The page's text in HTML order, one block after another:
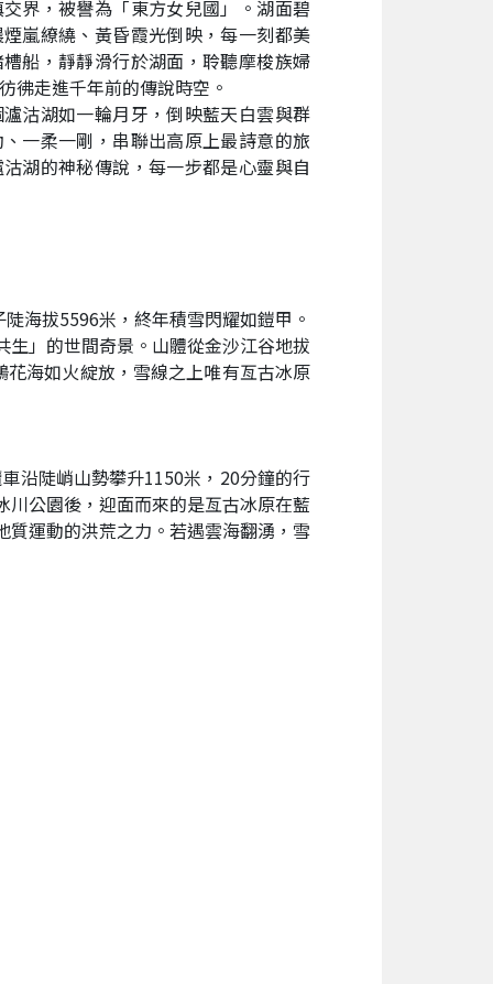
界，被譽為「東方女兒國」。湖面碧
嵐繚繞、黃昏霞光倒映，每一刻都美
船，靜靜滑行於湖面，聆聽摩梭族婦
彿走進千年前的傳說時空。
沽湖如一輪月牙，倒映藍天白雲與群
一柔一剛，串聯出高原上最詩意的旅
湖的神秘傳說，每一步都是心靈與自
海拔5596米，終年積雪閃耀如鎧甲。
」的世間奇景。山體從金沙江谷地拔
海如火綻放，雪線之上唯有亙古冰原
沿陡峭山勢攀升1150米，20分鐘的行
公園後，迎面而來的是亙古冰原在藍
運動的洪荒之力。若遇雲海翻湧，雪